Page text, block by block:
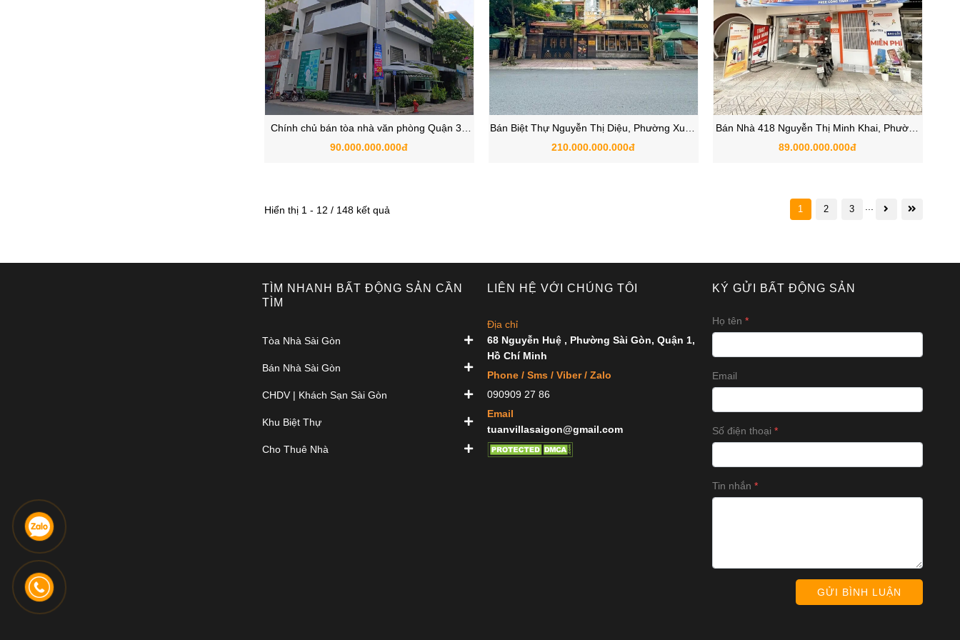
Chính chủ bán tòa nhà văn phòng Quận 3 -
Góc 2 mặt tiền cực hiếm
90.000.000.000đ
Bán Biệt Thự Nguyễn Thị Diệu, Phường Xuân
Hòa , Quận 3 TPHCM
210.000.000.000đ
Bán Nhà 418 Nguyễn Thị Minh Khai, Phường
Bàn Cờ, Quận 3 TPHCM
89.000.000.000đ
Hiển thị 1 - 12 / 148 kết quả 1 2 3 ...
TÌM NHANH BẤT ĐỘNG SẢN CẦN
TÌM
Tòa Nhà Sài Gòn
Bán Nhà Sài Gòn
CHDV | Khách Sạn Sài Gòn
Khu Biệt Thự
Cho Thuê Nhà
LIÊN HỆ VỚI CHÚNG TÔI
Địa chỉ
68 Nguyễn Huệ , Phường Sài Gòn, Quận 1,
Hồ Chí Minh
Phone / Sms / Viber / Zalo
090909 27 86
Email
tuanvillasaigon@gmail.com
KÝ GỬI BẤT ĐỘNG SẢN
Họ tên
Email
Số điện thoại
Tin nhắn
GỬI BÌNH LUẬN